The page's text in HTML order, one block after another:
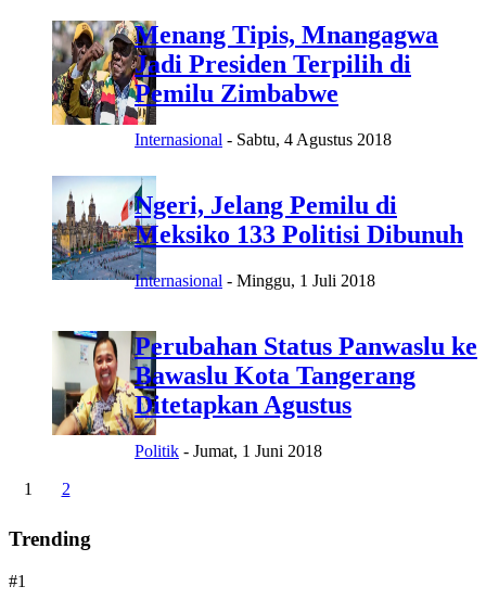
Menang Tipis, Mnangagwa
Jadi Presiden Terpilih di
Pemilu Zimbabwe
Internasional - Sabtu, 4 Agustus 2018
Ngeri, Jelang Pemilu di
Meksiko 133 Politisi Dibunuh
Internasional - Minggu, 1 Juli 2018
Perubahan Status Panwaslu ke
Bawaslu Kota Tangerang
Ditetapkan Agustus
Politik - Jumat, 1 Juni 2018
1 2
Trending
#1